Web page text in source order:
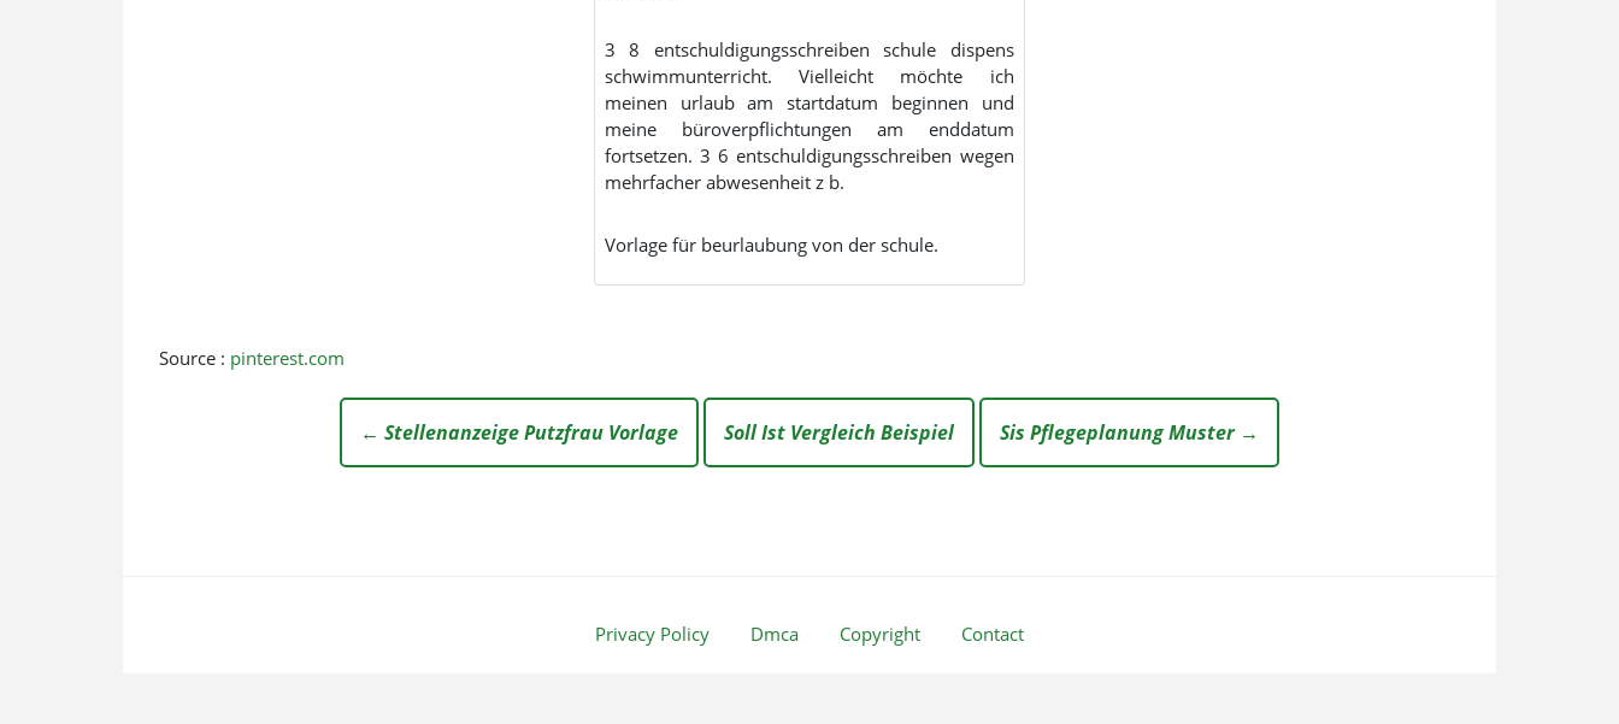
3 8 entschuldigungsschreiben schule dispens
schwimmunterricht. Vielleicht möchte ich
meinen urlaub am startdatum beginnen und
meine büroverpflichtungen am enddatum
fortsetzen. 3 6 entschuldigungsschreiben wegen
mehrfacher abwesenheit z b.
Vorlage für beurlaubung von der schule.
Source : pinterest.com
← Stellenanzeige Putzfrau Vorlage Soll Ist Vergleich Beispiel Sis Pflegeplanung Muster →
Privacy Policy Dmca Copyright Contact